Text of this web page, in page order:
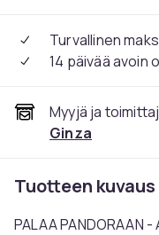
Turvallinen
14 päivää avoin
Myyjä ja
Ginza
Tuotteen kuvaus
PALAA PANDORAAN